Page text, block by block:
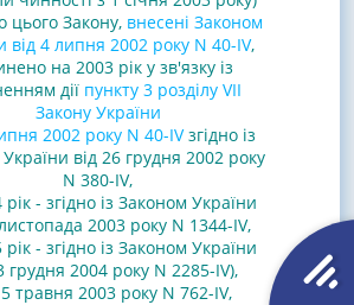
цього Закону, внесені Законом
від 4 липня 2002 року N 40-IV,
на 2003 рік у зв'язку із
дії пункту 3 розділу VII
Закону України
2002 року N 40-IV згідно із
від 26 грудня 2002 року
N 380-IV,
- згідно із Законом України
2003 року N 1344-IV,
- згідно із Законом України
грудня 2004 року N 2285-IV),
травня 2003 року N 762-IV,